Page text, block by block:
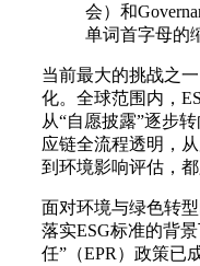
会）和
单词首字母的
当前最大的挑战之
化。全球范围内，
从“自愿披露”逐步
应链全流程透明，
到环境影响评估，
面对环境与绿色转
落实ESG标准的背
任”（EPR）政策已